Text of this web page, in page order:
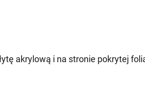
akrylową i na stronie pokrytej